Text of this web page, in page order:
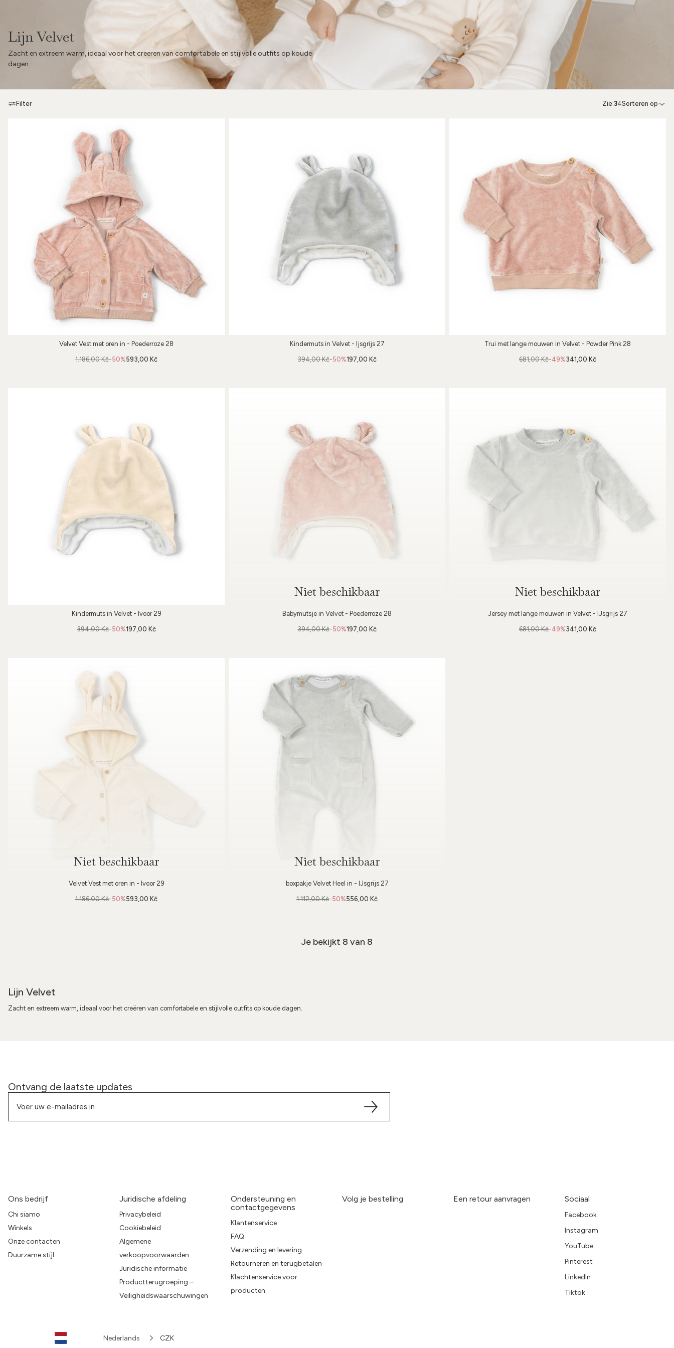
Lijn Velvet
Zacht en extreem warm, ideaal voor het creëren van comfortabele en stijlvolle outfits op koude
dagen.
Filter Zie:34Sorteren op
Velvet Vest met oren in - Poederroze 28
-50%
1.186,00 Kč 593,00 Kč
Kindermuts in Velvet - Ijsgrijs 27
-50%
394,00 Kč 197,00 Kč
Trui met lange mouwen in Velvet - Powder Pink 28
-49%
681,00 Kč 341,00 Kč
Kindermuts in Velvet - Ivoor 29
-50%
394,00 Kč 197,00 Kč
Niet beschikbaar
Babymutsje in Velvet - Poederroze 28
-50%
394,00 Kč 197,00 Kč
Niet beschikbaar
Jersey met lange mouwen in Velvet - IJsgrijs 27
-49%
681,00 Kč 341,00 Kč
Niet beschikbaar
Velvet Vest met oren in - Ivoor 29
-50%
1.186,00 Kč 593,00 Kč
Niet beschikbaar
boxpakje Velvet Heel in - IJsgrijs 27
-50%
1.112,00 Kč 556,00 Kč
Je bekijkt 8 van 8
Lijn Velvet
Zacht en extreem warm, ideaal voor het creëren van comfortabele en stijlvolle outfits op koude dagen.
Ontvang de laatste updates
Ons bedrijf
Chi siamo
Winkels
Onze contacten
Duurzame stijl
Juridische afdeling
Privacybeleid
Cookiebeleid
Algemene
verkoopvoorwaarden
Juridische informatie
Productterugroeping –
Veiligheidswaarschuwingen
Ondersteuning en
contactgegevens
Klantenservice
FAQ
Verzending en levering
Retourneren en terugbetalen
Klachtenservice voor
producten
Volg je bestelling Een retour aanvragen Sociaal
Facebook
Instagram
YouTube
Pinterest
LinkedIn
Tiktok
Nederlands CZK